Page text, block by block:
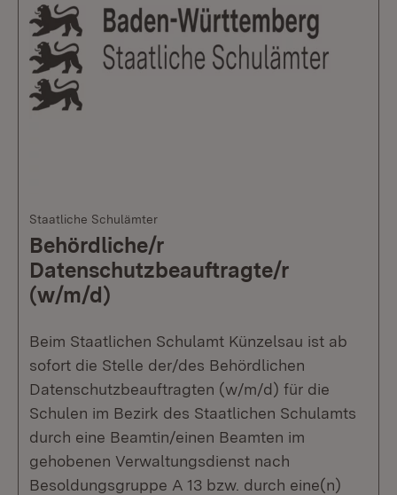
Staatliche Schulämter
Behördliche/r
Datenschutzbeauftragte/r
(w/m/d)
Beim Staatlichen Schulamt Künzelsau ist ab
sofort die Stelle der/des Behördlichen
Datenschutzbeauftragten (w/m/d) für die
Schulen im Bezirk des Staatlichen Schulamts
durch eine Beamtin/einen Beamten im
gehobenen Verwaltungsdienst nach
Besoldungsgruppe A 13 bzw. durch eine(n)